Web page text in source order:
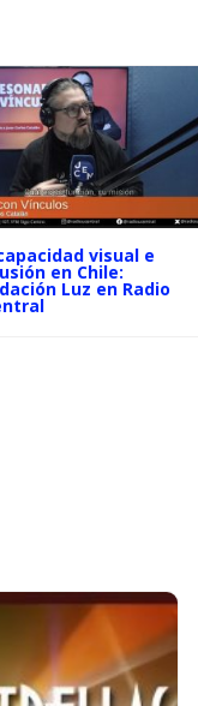
visual e
en Chile:
Luz en Radio